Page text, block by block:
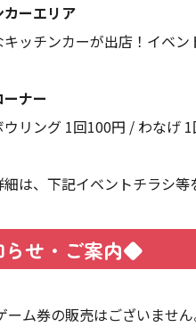
ーエリア
キッチンカーが出店！イベ
ナー
ウリング 1回100円 / わなげ
は、下記イベントチラシ等
せ・ご案内◆
ム券の販売はございませ